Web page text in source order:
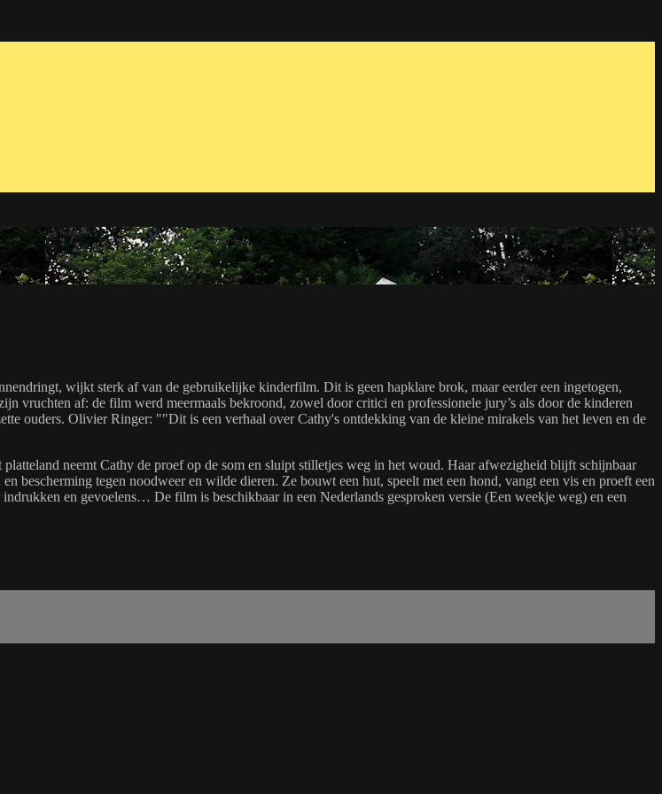
wijkt sterk af van de gebruikelijke kinderfilm. Dit is geen hapklare brok, maar eerder een ingetogen,
vruchten af: de film werd meermaals bekroond, zowel door critici en professionele jury’s als door de kinderen
ouders. Olivier Ringer: ""Dit is een verhaal over Cathy's ontdekking van de kleine mirakels van het leven en de
neemt Cathy de proef op de som en sluipt stilletjes weg in het woud. Haar afwezigheid blijft schijnbaar
bescherming tegen noodweer en wilde dieren. Ze bouwt een hut, speelt met een hond, vangt een vis en proeft een
en gevoelens… De film is beschikbaar in een Nederlands gesproken versie (Een weekje weg) en een